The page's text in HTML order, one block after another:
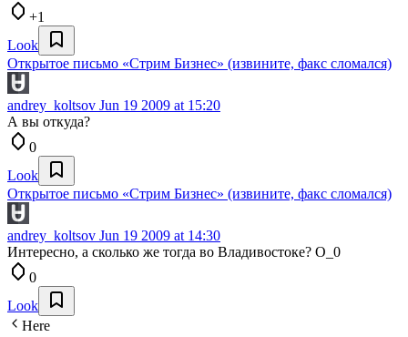
+1
Look
Открытое письмо «Стрим Бизнес» (извините, факс сломался)
andrey_koltsov Jun 19 2009 at 15:20
А вы откуда?
0
Look
Открытое письмо «Стрим Бизнес» (извините, факс сломался)
andrey_koltsov Jun 19 2009 at 14:30
Интересно, а сколько же тогда во Владивостоке? O_0
0
Look
Here